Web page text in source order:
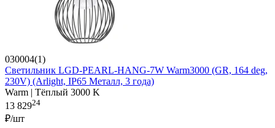
030004(1)
Светильник LGD-PEARL-HANG-7W Warm3000 (GR, 164 deg,
230V) (Arlight, IP65 Металл, 3 года)
Warm | Тёплый 3000 K
13 82924
₽/шт